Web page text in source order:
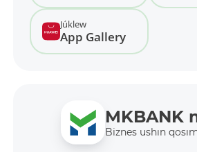
Júklew
App Gallery
MKBANK
Biznes ushın